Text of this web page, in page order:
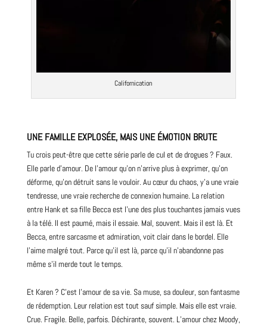
Californication
UNE FAMILLE EXPLOSÉE, MAIS UNE ÉMOTION BRUTE
Tu crois peut-être que cette série parle de cul et de drogues ? Faux.
Elle parle d’amour. De l’amour qu’on n’arrive plus à exprimer, qu’on
déforme, qu’on détruit sans le vouloir. Au cœur du chaos, y’a une vraie
tendresse, une vraie recherche de connexion humaine. La relation
entre Hank et sa fille Becca est l’une des plus touchantes jamais vues
à la télé. Il est paumé, mais il essaie. Mal, souvent. Mais il est là. Et
Becca, entre sarcasme et admiration, voit clair dans le bordel. Elle
l’aime malgré tout. Parce qu’il est là, parce qu’il n’abandonne pas
même s’il merde tout le temps.
Et Karen ? C’est l’amour de sa vie. Samuse, sa douleur, son fantasme
de rédemption. Leur relation est tout sauf simple. Mais elle est vraie.
Crue. Fragile. Belle, parfois. Déchirante, souvent. L’amour chez Moody,